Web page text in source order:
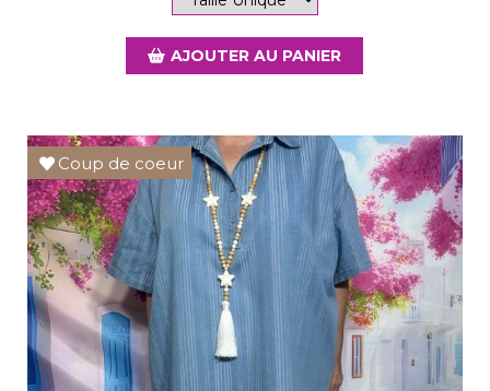
AJOUTER AU PANIER
Coup de coeur